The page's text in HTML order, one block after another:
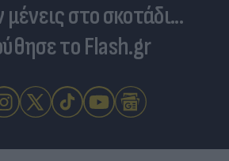
μένεις στο σκοτάδι...
το Flash.gr